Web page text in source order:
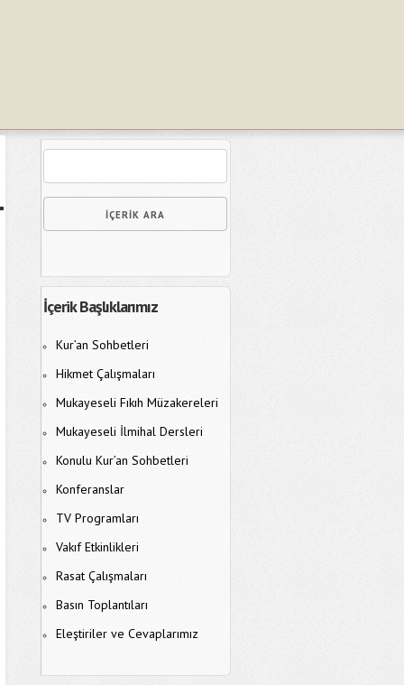
İçerik Başlıklarımız
Kur’an Sohbetleri
Hikmet Çalışmaları
Mukayeseli Fıkıh Müzakereleri
Mukayeseli İlmihal Dersleri
Konulu Kur’an Sohbetleri
Konferanslar
TV Programları
Vakıf Etkinlikleri
Rasat Çalışmaları
Basın Toplantıları
Eleştiriler ve Cevaplarımız